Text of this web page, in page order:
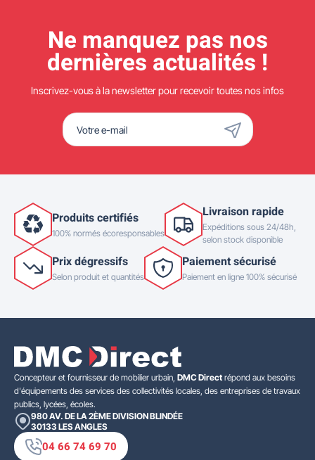
Ne manquez pas nos
dernières actualités !
Inscrivez-vous à la newsletter pour recevoir toutes nos infos
Produits certifiés
100% normés écoresponsables
Livraison rapide
Expéditions sous 24/48h,
selon stock disponible
Prix dégressifs
Selon produit et quantités
Paiement sécurisé
Paiement en ligne 100% sécurisé
Concepteur et fournisseur de mobilier urbain, DMC Direct répond aux besoins
d'équipements des services des collectivités locales, des entreprises de travaux
publics, lycées, écoles.
980 AV. DE LA 2ÈME DIVISION BLINDÉE
30133 LES ANGLES
04 66 74 69 70